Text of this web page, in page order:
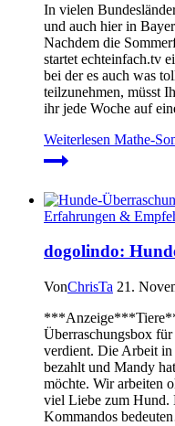
In vielen
und auch hier in
Nachdem die
startet echteinfach.tv
bei der es auch was
teilzunehmen, müsst
ihr jede Woche auf
Weiterlesen Mathe-
Erfahrungen &
dogolindo:
VonChrisTa 21.
Überraschungsbox
verdient. Die Arbeit in
bezahlt und Mandy
möchte. Wir arbeiten
viel Liebe zum Hund.
Kommandos